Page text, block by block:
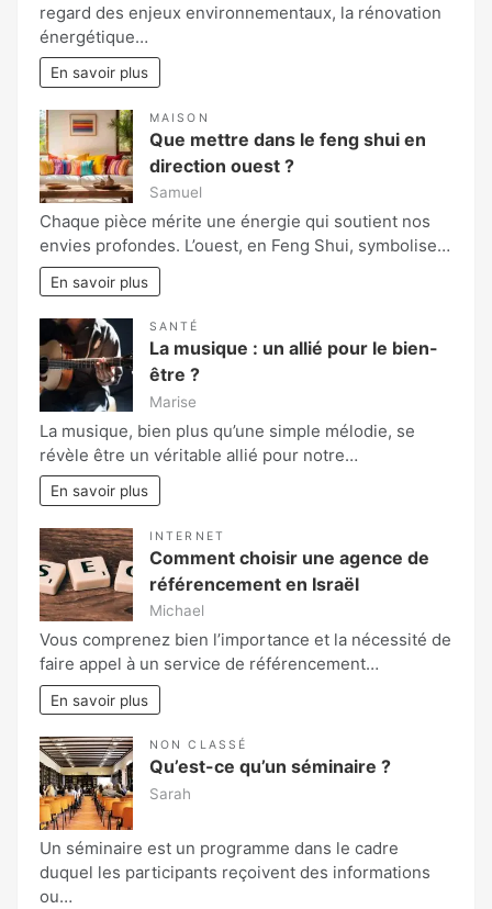
regard des enjeux environnementaux, la rénovation
énergétique…
En savoir plus
MAISON
Que mettre dans le feng shui en
direction ouest ?
Samuel
Chaque pièce mérite une énergie qui soutient nos
envies profondes. L’ouest, en Feng Shui, symbolise…
En savoir plus
SANTÉ
La musique : un allié pour le bien-
être ?
Marise
La musique, bien plus qu’une simple mélodie, se
révèle être un véritable allié pour notre…
En savoir plus
INTERNET
Comment choisir une agence de
référencement en Israël
Michael
Vous comprenez bien l’importance et la nécessité de
faire appel à un service de référencement…
En savoir plus
NON CLASSÉ
Qu’est-ce qu’un séminaire ?
Sarah
Un séminaire est un programme dans le cadre
duquel les participants reçoivent des informations
ou…